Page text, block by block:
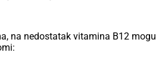
na nedostatak vitamina B12 mogu